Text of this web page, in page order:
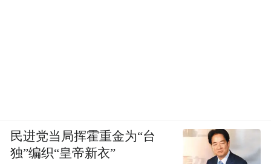
民进党当局挥霍重金为“台
独”编织“皇帝新衣”